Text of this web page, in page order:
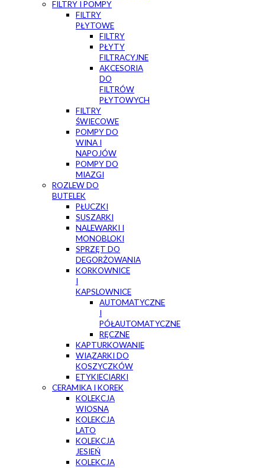
FILTRY I POMPY
FILTRY
PŁYTOWE
FILTRY
PŁYTY
FILTRACYJNE
AKCESORIA
DO
FILTRÓW
PŁYTOWYCH
FILTRY
ŚWIECOWE
POMPY DO
WINA I
NAPOJÓW
POMPY DO
MIAZGI
ROZLEW DO
BUTELEK
PŁUCZKI
SUSZARKI
NALEWARKI I
MONOBLOKI
SPRZĘT DO
DEGORŻOWANIA
KORKOWNICE
I
KAPSLOWNICE
AUTOMATYCZNE
I
PÓŁAUTOMATYCZNE
RĘCZNE
KAPTURKOWANIE
WIĄZARKI DO
KOSZYCZKÓW
ETYKIECIARKI
CERAMIKA I KOREK
KOLEKCJA
WIOSNA
KOLEKCJA
LATO
KOLEKCJA
JESIEŃ
KOLEKCJA